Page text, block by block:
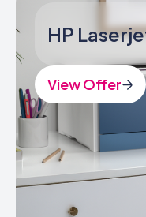
HP
View Offer